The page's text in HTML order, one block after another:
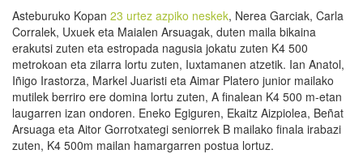
Asteburuko Kopan 23 urtez azpiko neskek, Nerea Garciak, Carla
Corralek, Uxuek eta Maialen Arsuagak, duten maila bikaina
erakutsi zuten eta estropada nagusia jokatu zuten K4 500
metrokoan eta zilarra lortu zuten, Iuxtamanen atzetik. Ian Anatol,
Iñigo Irastorza, Markel Juaristi eta Aimar Platero junior mailako
mutilek berriro ere domina lortu zuten, A finalean K4 500 m-etan
laugarren izan ondoren. Eneko Egiguren, Ekaitz Aizpiolea, Beñat
Arsuaga eta Aitor Gorrotxategi seniorrek B mailako finala irabazi
zuten, K4 500m mailan hamargarren postua lortuz.